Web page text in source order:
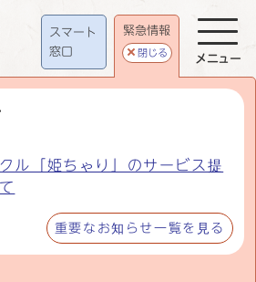
スマート
窓口
緊急情報
閉じる
ル「姫ちゃり」のサービス提
重要なお知らせ一覧を見る
メニュー